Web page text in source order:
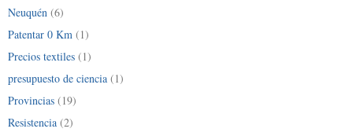
Neuquén (6)
Patentar 0 Km (1)
Precios textiles (1)
presupuesto de ciencia (1)
Provincias (19)
Resistencia (2)